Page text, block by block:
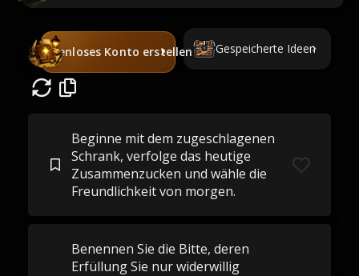
Kostenloses Konto erstellen Gespeicherte Ideen
Beginne mit dem zugeschlagenen
Schrank, verfolge das heutige
Zusammenzucken und wähle die
Freundlichkeit von morgen.
Benennen Sie die Bitte, deren
Erfüllung Sie nur widerwillig